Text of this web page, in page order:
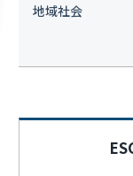
地域社会